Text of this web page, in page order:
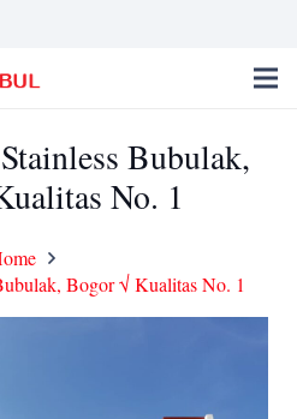
Bubulak,
No. 1
Bogor √ Kualitas No. 1